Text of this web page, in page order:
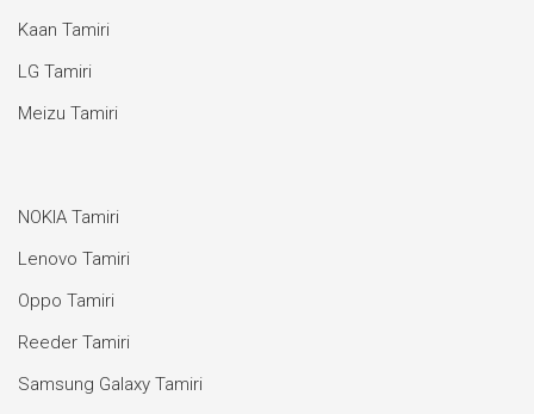
Kaan Tamiri
LG Tamiri
Meizu Tamiri
NOKIA Tamiri
Lenovo Tamiri
Oppo Tamiri
Reeder Tamiri
Samsung Galaxy Tamiri